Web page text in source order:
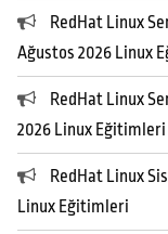
RedHat Linux
Ağustos 2026 Linux
RedHat Linux
2026 Linux Eğitimleri
RedHat Linux
Linux Eğitimleri